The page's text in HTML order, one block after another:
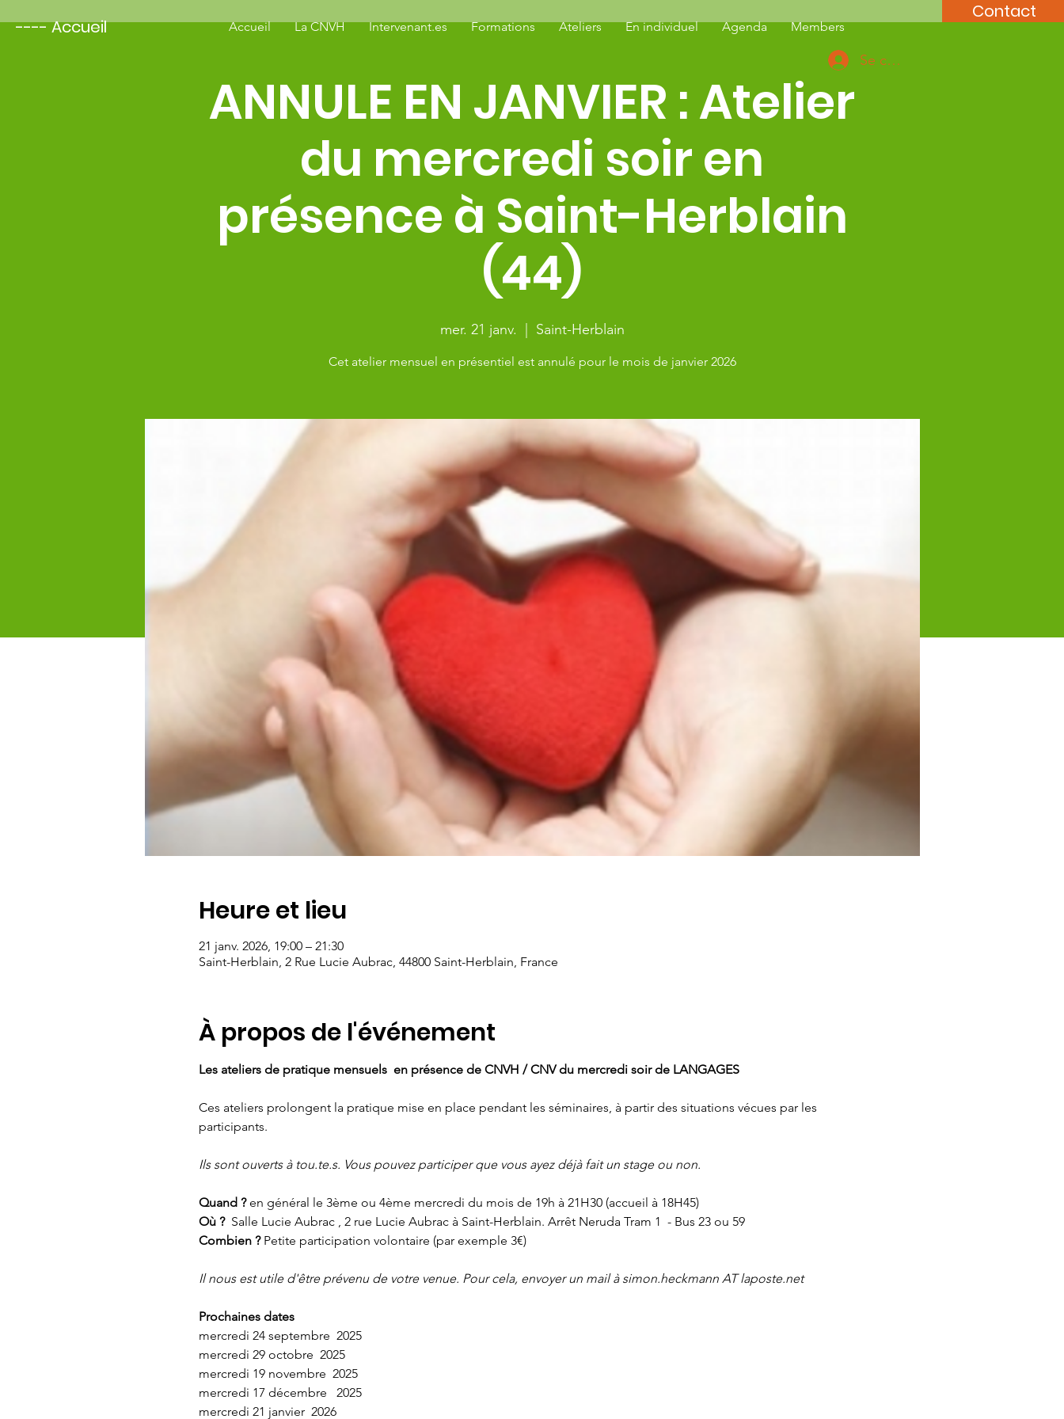
---- Accueil
Contact
Accueil La CNVH Intervenant.es Formations Ateliers En individuel Agenda Members
Se connecter
ANNULE EN JANVIER : Atelier
du mercredi soir en
présence à Saint-Herblain
(44)
mer. 21 janv. Saint-Herblain
Cet atelier mensuel en présentiel est annulé pour le mois de janvier 2026
Heure et lieu
21 janv. 2026, 19:00 – 21:30
Saint-Herblain, 2 Rue Lucie Aubrac, 44800 Saint-Herblain, France
À propos de l'événement
Les ateliers de pratique mensuels  en présence de CNVH / CNV du mercredi soir de LANGAGES
Ces ateliers prolongent la pratique mise en place pendant les séminaires, à partir des situations vécues par les
participants.
Ils sont ouverts à tou.te.s. Vous pouvez participer que vous ayez déjà fait un stage ou non.
Quand ? en général le 3ème ou 4ème mercredi du mois de 19h à 21H30 (accueil à 18H45)
Où ? Salle Lucie Aubrac , 2 rue Lucie Aubrac à Saint-Herblain. Arrêt Neruda Tram 1  - Bus 23 ou 59
Combien ? Petite participation volontaire (par exemple 3€)
Il nous est utile d'être prévenu de votre venue. Pour cela, envoyer un mail à simon.heckmann AT laposte.net
Prochaines dates
mercredi 24 septembre  2025
mercredi 29 octobre  2025
mercredi 19 novembre  2025
mercredi 17 décembre   2025
mercredi 21 janvier  2026